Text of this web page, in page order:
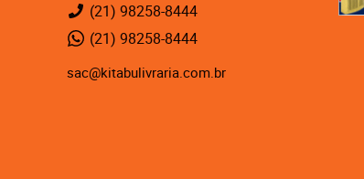
(21) 98258-8444
(21) 98258-8444
sac@kitabulivraria.com.br